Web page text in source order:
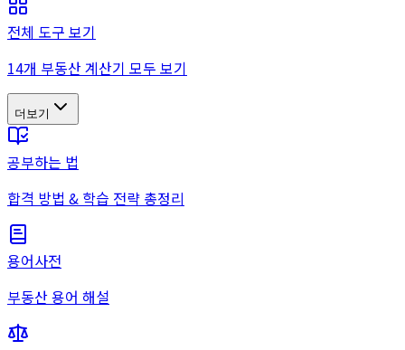
전체 도구 보기
14개 부동산 계산기 모두 보기
더보기
공부하는 법
합격 방법 & 학습 전략 총정리
용어사전
부동산 용어 해설